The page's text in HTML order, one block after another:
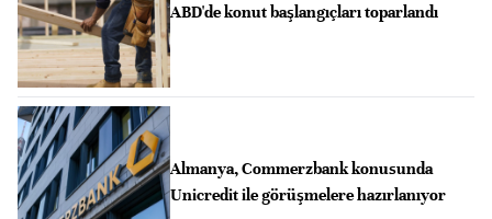
ABD'de konut başlangıçları toparlandı
Almanya, Commerzbank konusunda
Unicredit ile görüşmelere hazırlanıyor